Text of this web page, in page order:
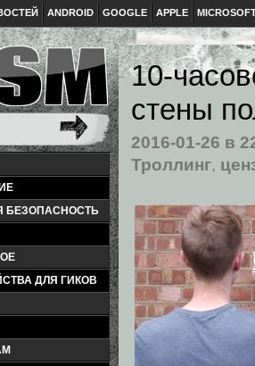
ANDROID GOOGLE APPLE
БЕЗОПАСНОСТЬ
ДЛЯ ГИКОВ
10-
стены
2016-01-26 в
Троллинг,